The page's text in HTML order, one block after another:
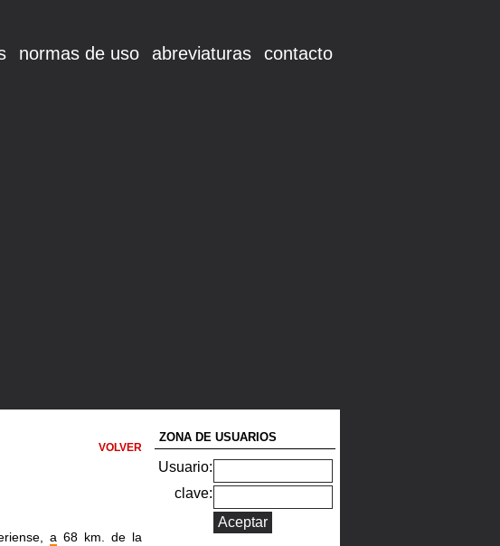
normas de uso abreviaturas contacto
VOLVER
a 68 km. de la
ZONA DE USUARIOS
Usuario:
clave: